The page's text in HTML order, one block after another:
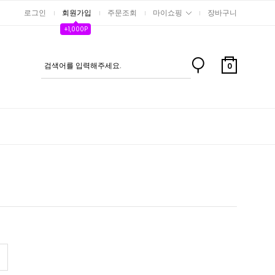
로그인 회원가입
+1,000P
주문조회 마이쇼핑 장바구니
0